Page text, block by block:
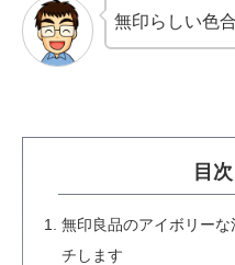
無印らしい色
目次
無印良品のアイボリー
チします